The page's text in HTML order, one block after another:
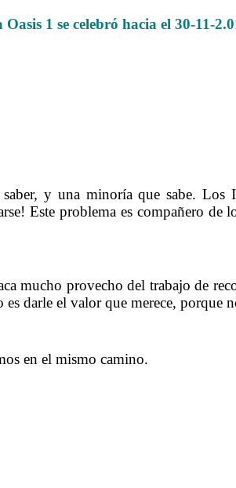
1 se celebró hacia el 30-11-
y una minoría que sabe.
Este problema es compañero de
mucho provecho del trabajo de
darle el valor que merece, porque
en el mismo camino.